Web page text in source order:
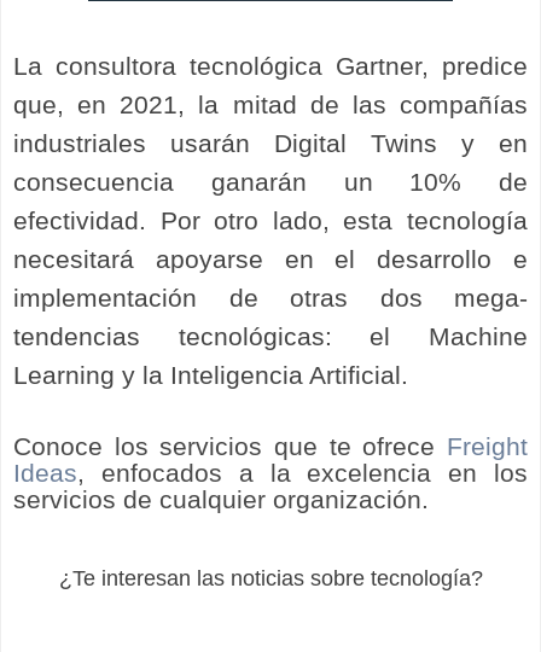
La consultora tecnológica Gartner, predice
que, en 2021, la mitad de las compañías
industriales usarán Digital Twins y en
consecuencia ganarán un 10% de
efectividad. Por otro lado, esta tecnología
necesitará apoyarse en el desarrollo e
implementación de otras dos mega-
tendencias tecnológicas: el Machine
Learning y la Inteligencia Artificial.
Conoce los servicios que te ofrece Freight
Ideas, enfocados a la excelencia en los
servicios de cualquier organización.
¿Te interesan las noticias sobre tecnología?